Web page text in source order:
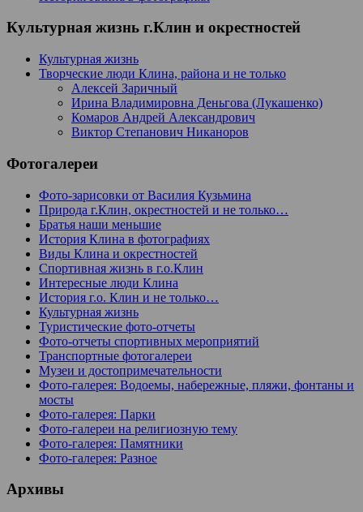
Культурная жизнь г.Клин и окрестностей
Культурная жизнь
Творческие люди Клина, района и не только
Алексей Заричный
Ирина Владимировна Деньгова (Лукашенко)
Комаров Андрей Александрович
Виктор Степанович Никаноров
Фотогалереи
Фото-зарисовки от Василия Кузьмина
Природа г.Клин, окрестностей и не только…
Братья наши меньшие
История Клина в фотографиях
Виды Клина и окрестностей
Спортивная жизнь в г.о.Клин
Интересные люди Клина
История г.о. Клин и не только…
Культурная жизнь
Туристические фото-отчеты
Фото-отчеты спортивных мероприятий
Транспортные фотогалереи
Музеи и достопримечательности
Фото-галерея: Водоемы, набережные, пляжи, фонтаны и
мосты
Фото-галерея: Парки
Фото-галереи на религиозную тему
Фото-галерея: Памятники
Фото-галерея: Разное
Архивы